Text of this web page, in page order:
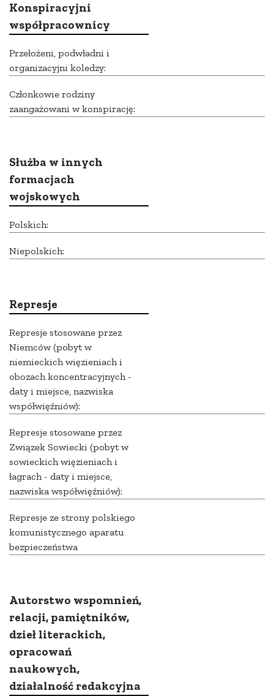
Konspiracyjni
współpracownicy
Przełożeni, podwładni i
organizacyjni koledzy:
Członkowie rodziny
zaangażowani w konspirację:
Służba w innych
formacjach
wojskowych
Polskich:
Niepolskich:
Represje
Represje stosowane przez
Niemców (pobyt w
niemieckich więzieniach i
obozach koncentracyjnych -
daty i miejsce, nazwiska
współwięźniów):
Represje stosowane przez
Związek Sowiecki (pobyt w
sowieckich więzieniach i
łagrach - daty i miejsce,
nazwiska współwięźniów):
Represje ze strony polskiego
komunistycznego aparatu
bezpieczeństwa
Autorstwo wspomnień,
relacji, pamiętników,
dzieł literackich,
opracowań
naukowych,
działalność redakcyjna